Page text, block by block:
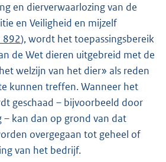
en dierverwaarlozing van de
en Veiligheid en mijzelf
892), wordt het toepassingsbereik
de Wet dieren uitgebreid met de
welzijn van het dier» als reden
kunnen treffen. Wanneer het
geschaad – bijvoorbeeld door
– kan dan op grond van dat
overgegaan tot geheel of
van het bedrijf.